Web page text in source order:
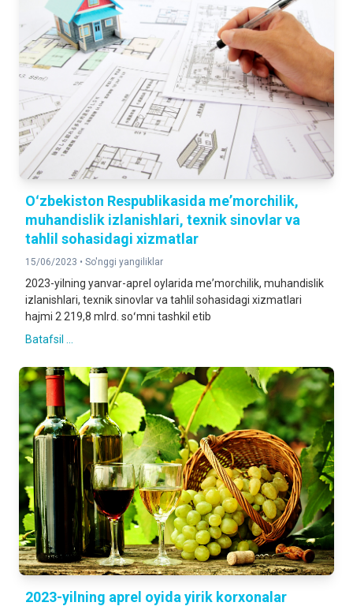
Oʻzbekiston Respublikasida meʼmorchilik,
muhandislik izlanishlari, texnik sinovlar va
tahlil sohasidagi xizmatlar
15/06/2023 • So'nggi yangiliklar
2023-yilning yanvar-aprel oylarida meʼmorchilik, muhandislik
izlanishlari, texnik sinovlar va tahlil sohasidagi xizmatlari
hajmi 2 219,8 mlrd. soʻmni tashkil etib
Batafsil ...
2023-yilning aprel oyida yirik korxonalar